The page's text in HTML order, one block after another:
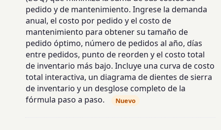
pedido y de mantenimiento. Ingrese la demanda
anual, el costo por pedido y el costo de
mantenimiento para obtener su tamaño de
pedido óptimo, número de pedidos al año, días
entre pedidos, punto de reorden y el costo total
de inventario más bajo. Incluye una curva de costo
total interactiva, un diagrama de dientes de sierra
de inventario y un desglose completo de la
fórmula paso a paso.
Nuevo